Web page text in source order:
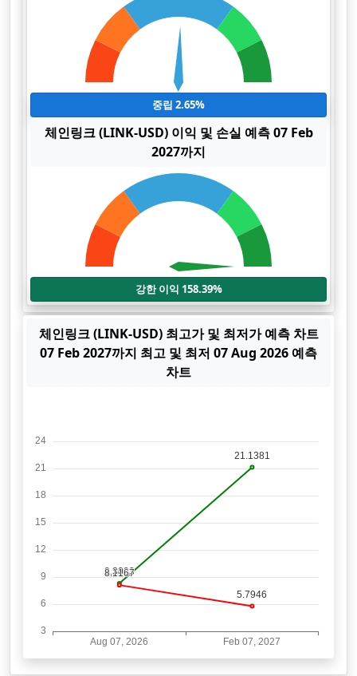
중립 2.65%
체인링크 (LINK-USD) 이익 및 손실 예측 07 Feb
2027까지
강한 이익 158.39%
체인링크 (LINK-USD) 최고가 및 최저가 예측 차트
07 Feb 2027까지 최고 및 최저 07 Aug 2026 예측
차트